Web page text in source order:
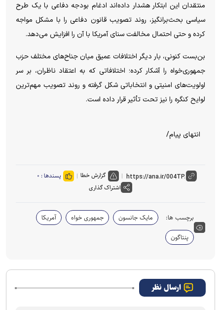
منتقدان این ابتکار هشدار داده‌اند ادغام بودجه دفاعی با یک طرح
سیاسی بحث‌برانگیز، روند تصویب قانون دفاعی را با مشکل مواجه
کرده و حتی احتمال مخالفت سنای آمریکا با آن را افزایش می‌دهد.
بن‌بست کنونی، بار دیگر اختلافات عمیق میان جناح‌های مختلف حزب
جمهوری‌خواه را آشکار کرده؛ اختلافاتی که به اعتقاد ناظران، بر سر
اولویت‌های امنیتی و انتخاباتی شکل گرفته و روند تصویب مهم‌ترین
لوایح کنگره را نیز تحت تأثیر قرار داده است.
انتهای پیام/
گزارش خطا پسندها : ۰
اشتراک گذاری
برچسب ها: مایک جانسون جمهوری خواه
آمریکا
پنتاگون
ارسال نظر